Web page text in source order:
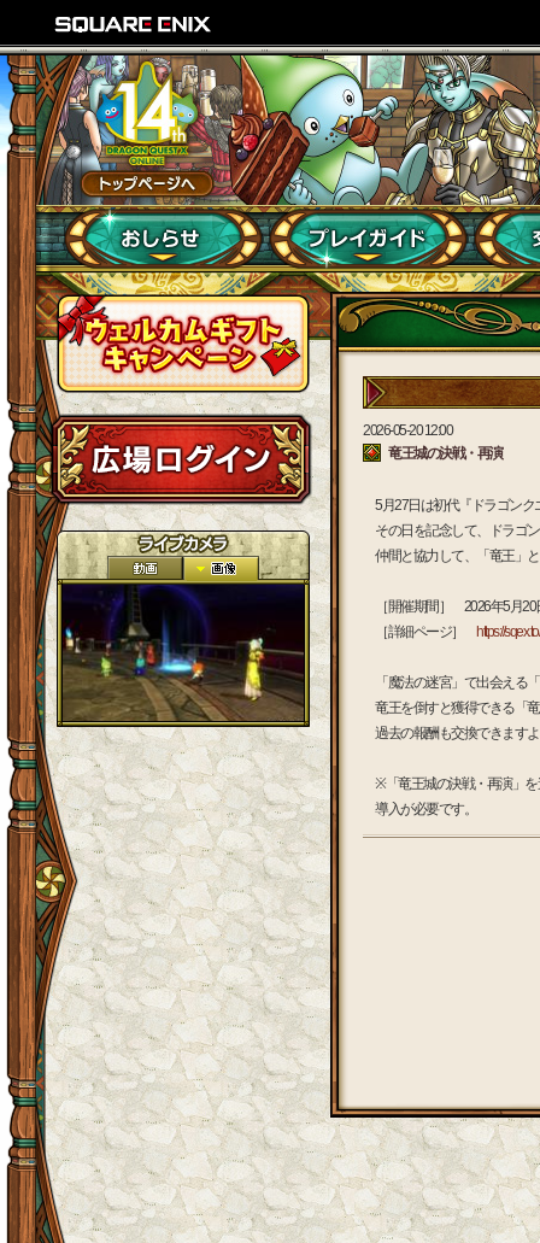
2026-05-20 12:00
竜王城の決戦・再演
5月27日は初代『ドラゴン
その日を記念して、ドラゴ
仲間と協力して、「竜王」
［開催期間］ 2026年5月20
［詳細ページ］
https://
「魔法の迷宮」で出会える
竜王を倒すと獲得できる「
過去の報酬も交換できます
※「竜王城の決戦・再演」を
導入が必要です。